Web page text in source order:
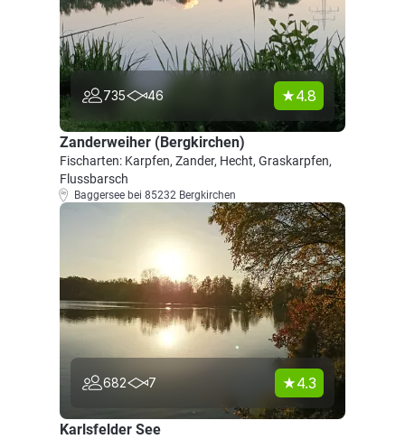
735 46 4.8
Zanderweiher (Bergkirchen)
Fischarten: Karpfen, Zander, Hecht, Graskarpfen,
Flussbarsch
Baggersee bei 85232 Bergkirchen
682 7 4.3
Karlsfelder See